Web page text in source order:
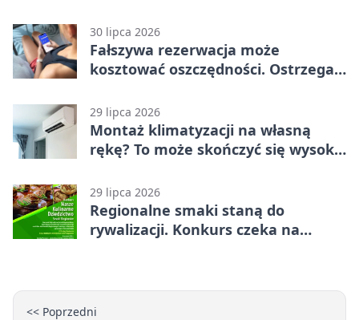
30 lipca 2026
Fałszywa rezerwacja może
kosztować oszczędności. Ostrzega
29 lipca 2026
Montaż klimatyzacji na własną
rękę? To może skończyć się wysoką
29 lipca 2026
Regionalne smaki staną do
rywalizacji. Konkurs czeka na
<< Poprzedni